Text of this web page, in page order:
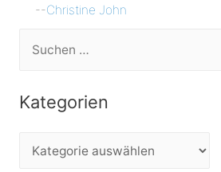
--Christine John
Kategorien